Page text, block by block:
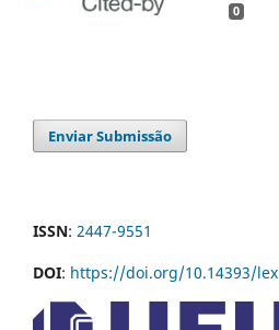
0
Enviar Submissão
ISSN: 2447-9551
DOI: https://doi.org/10.14393/lex